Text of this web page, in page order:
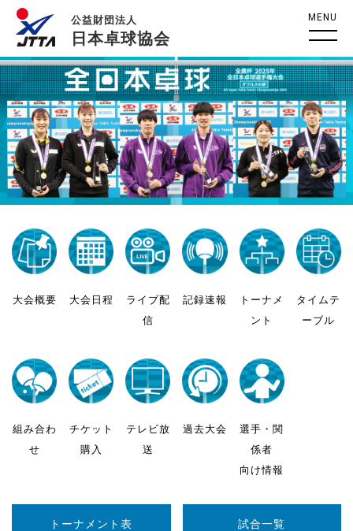
公益財団法人
日本卓球協会
MENU
大会概要 大会日程
ライブ配
信
記録速報
トーナメ
ント
タイムテ
ーブル
組み合わ
せ
チケット
購入
テレビ放
送
過去大会
選手・関
係者
向け情報
トーナメント表 試合一覧